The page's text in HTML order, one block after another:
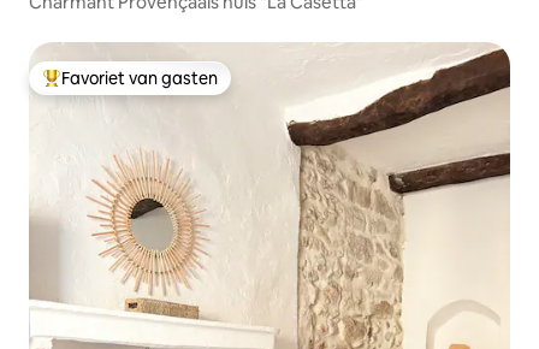
Topfavoriet van gasten
Favoriet van gasten